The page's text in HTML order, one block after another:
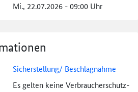
Mi., 22.07.2026 - 09:00 Uhr
Sicherstellung/ Beschlagnahme
Es gelten keine Verbraucher­schutz­